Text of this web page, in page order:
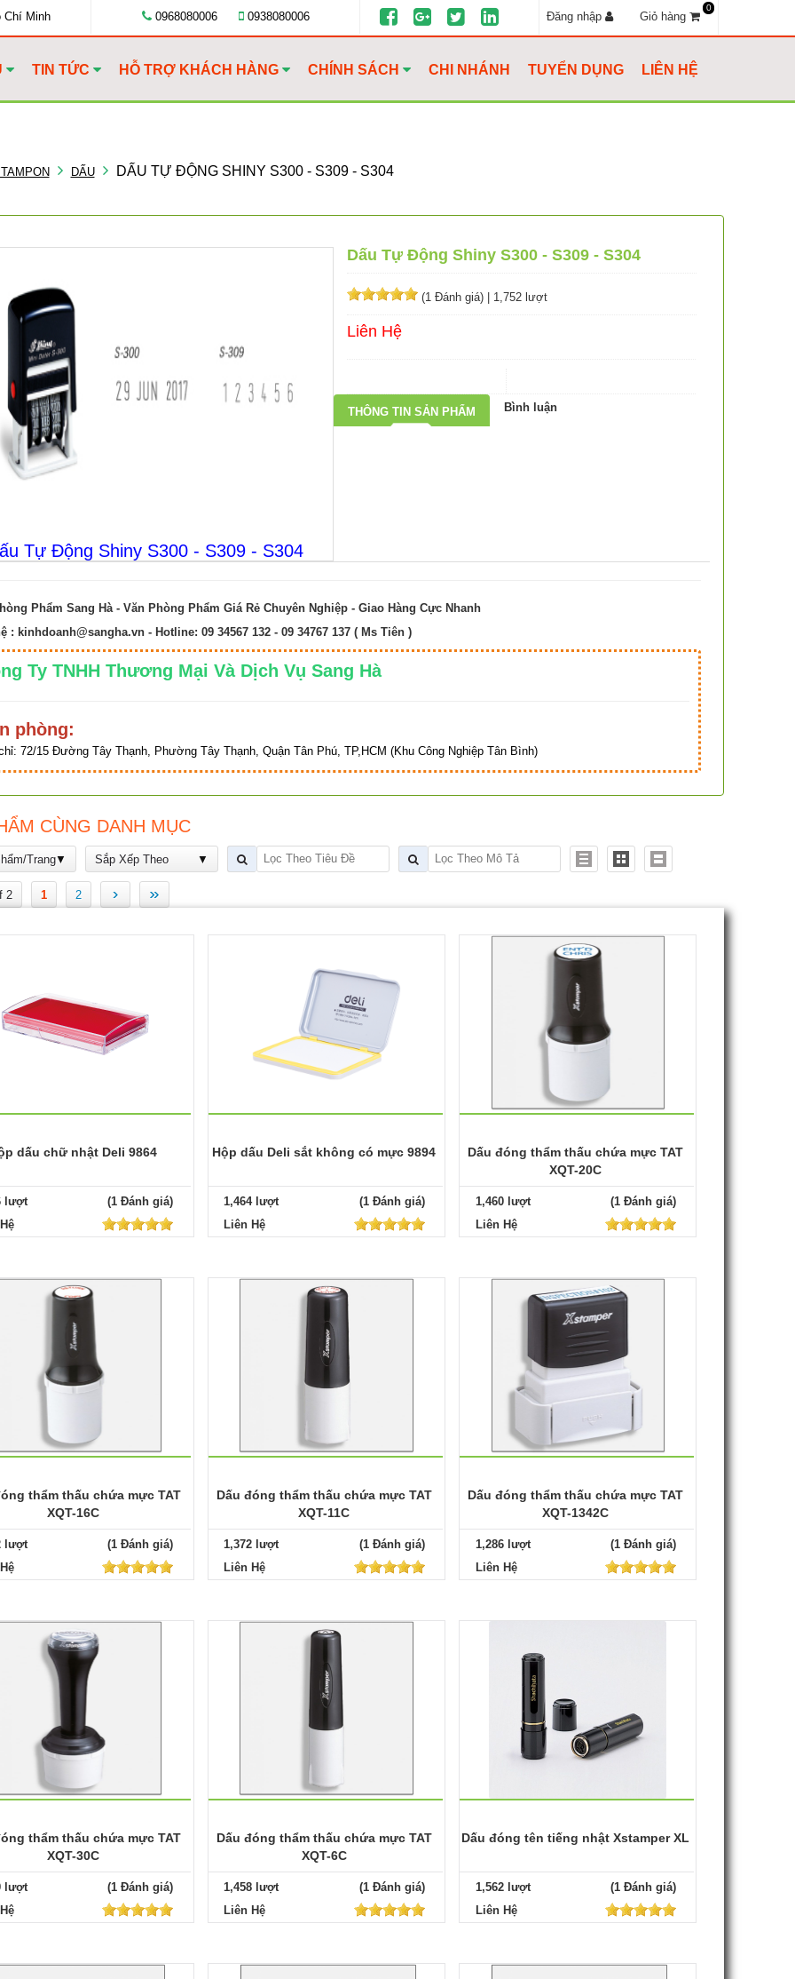
Chí Minh 0968080006 0938080006 Đăng nhập Giỏ hàng
0
TIN TỨC HỖ TRỢ KHÁCH HÀNG CHÍNH SÁCH CHI NHÁNH TUYỂN DỤNG LIÊN HỆ
DẤU DẤU TỰ ĐỘNG SHINY S300 - S309 - S304
Tự Động Shiny S300 - S309 - S304
Dấu Tự Động Shiny S300 - S309 - S304
(1 Đánh giá) | 1,752 lượt
Liên Hệ
THÔNG TIN SẢN PHẨM Bình luận
Phẩm Sang Hà - Văn Phòng Phẩm Giá Rẻ Chuyên Nghiệp - Giao Hàng Cực Nhanh
: kinhdoanh@sangha.vn- Hotline: 09 34567 132 - 09 34767 137 ( Ms Tiên )
Ty TNHH Thương Mại Và Dịch Vụ Sang Hà
phòng:
72/15 Đường Tây Thạnh, Phường Tây Thạnh, Quận Tân Phú, TP,HCM (Khu Công Nghiệp Tân Bình)
CÙNG DANH MỤC
Trang Sắp Xếp Theo
2 1 2 › »
dấu chữ nhật Deli 9864
lượt
(1 Đánh giá)
Hộp dấu Deli sắt không có mực 9894
1,464 lượt
(1 Đánh giá)
Liên Hệ
Dấu đóng thẩm thấu chứa mực TAT
XQT-20C
1,460 lượt
(1 Đánh giá)
Liên Hệ
thẩm thấu chứa mực TAT
XQT-16C
lượt
(1 Đánh giá)
Dấu đóng thẩm thấu chứa mực TAT
XQT-11C
1,372 lượt
(1 Đánh giá)
Liên Hệ
Dấu đóng thẩm thấu chứa mực TAT
XQT-1342C
1,286 lượt
(1 Đánh giá)
Liên Hệ
thẩm thấu chứa mực TAT
XQT-30C
lượt
(1 Đánh giá)
Dấu đóng thẩm thấu chứa mực TAT
XQT-6C
1,458 lượt
(1 Đánh giá)
Liên Hệ
Dấu đóng tên tiếng nhật Xstamper XL
1,562 lượt
(1 Đánh giá)
Liên Hệ